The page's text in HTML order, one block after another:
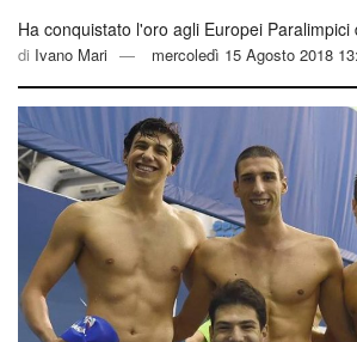
Ha conquistato l'oro agli Europei Paralimpici
di Ivano Mari mercoledì 15 Agosto 2018